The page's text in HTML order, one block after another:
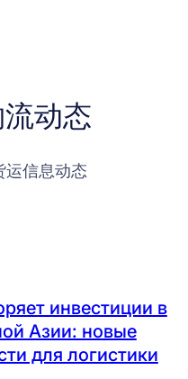
动态
运信息动态
инвестиции в
Азии: новые
для логистики